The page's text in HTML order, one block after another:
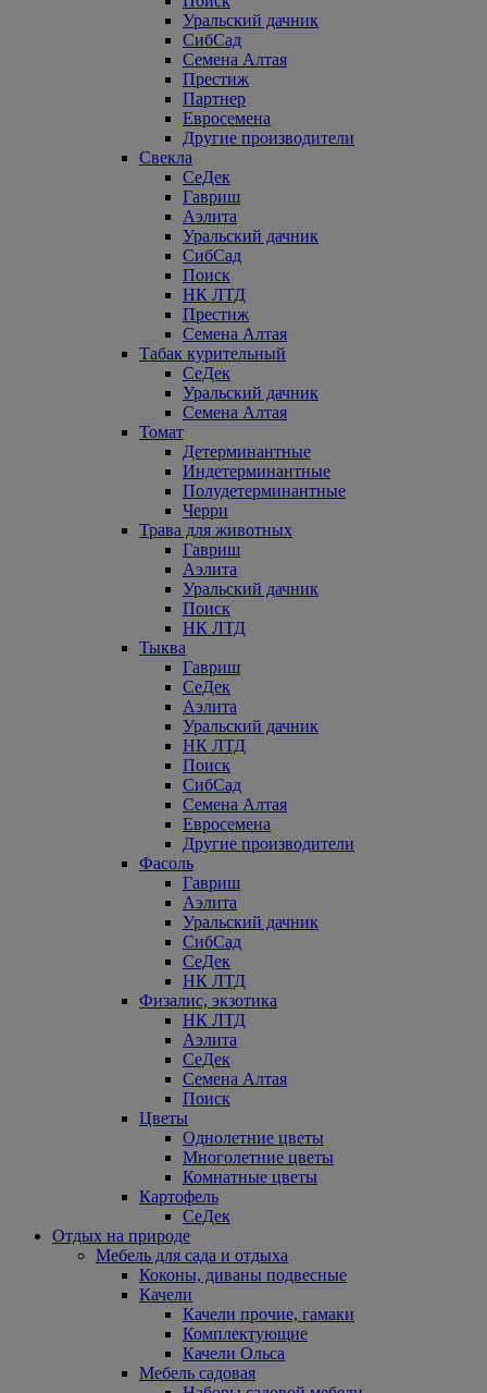
Уральский дачник
СибСад
Семена Алтая
Престиж
Партнер
Евросемена
Другие производители
Свекла
СеДек
Гавриш
Аэлита
Уральский дачник
СибСад
Поиск
НК ЛТД
Престиж
Семена Алтая
Табак курительный
СеДек
Уральский дачник
Семена Алтая
Томат
Детерминантные
Индетерминантные
Полудетерминантные
Черри
Трава для животных
Гавриш
Аэлита
Уральский дачник
Поиск
НК ЛТД
Тыква
Гавриш
СеДек
Аэлита
Уральский дачник
НК ЛТД
Поиск
СибСад
Семена Алтая
Евросемена
Другие производители
Фасоль
Гавриш
Аэлита
Уральский дачник
СибСад
СеДек
НК ЛТД
Физалис, экзотика
НК ЛТД
Аэлита
СеДек
Семена Алтая
Поиск
Цветы
Однолетние цветы
Многолетние цветы
Комнатные цветы
Картофель
СеДек
Отдых на природе
Мебель для сада и отдыха
Коконы, диваны подвесные
Качели
Качели прочие, гамаки
Комплектующие
Качели Ольса
Мебель садовая